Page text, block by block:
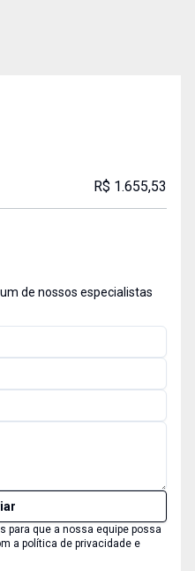
R$ 1.655,53
de nossos especialistas
para que a nossa equipe possa
a política de privacidade e